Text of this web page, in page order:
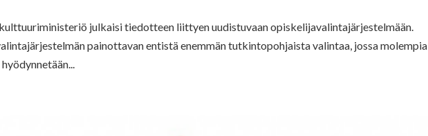
julkaisi tiedotteen liittyen uudistuvaan opiskelijavalintajärjestelmään.
painottavan entistä enemmän tutkintopohjaista valintaa, jossa molempia